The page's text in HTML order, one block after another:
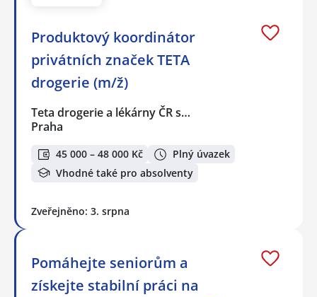
Produktový koordinátor
privátních značek TETA
drogerie (m/ž)
Teta drogerie a lékárny ČR s…
Praha
45 000 – 48 000 Kč
Plný úvazek
Vhodné také pro absolventy
Zveřejněno: 3. srpna
Pomáhejte seniorům a
získejte stabilní práci na